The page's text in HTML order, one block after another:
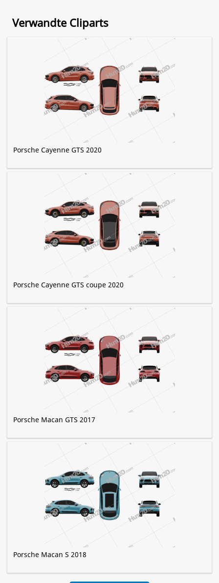
Verwandte Cliparts
Porsche Cayenne GTS 2020
Porsche Cayenne GTS coupe 2020
Porsche Macan GTS 2017
Porsche Macan S 2018